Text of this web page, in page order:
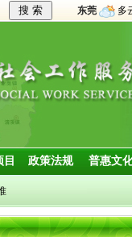
东莞 多
目 政策法规 普惠文